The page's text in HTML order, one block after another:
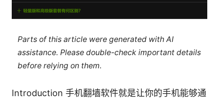
Parts of this article were generated with AI
assistance. Please double-check important details
before relying on them.
Introduction 手机翻墙软件就是让你的手机能够通